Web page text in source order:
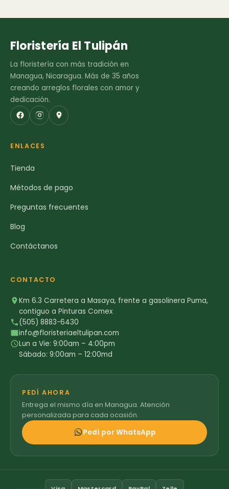
Floristería El Tulipán
La floristería con más tradición en
Managua, Nicaragua. Más de 35 años
creando arreglos florales con amor y
dedicación.
ENLACES
Tienda
Métodos de pago
Preguntas frecuentes
Blog
Contáctanos
CONTACTO
Km 6.3 Carretera a Masaya, frente a gasolinera Puma,
contiguo a Pinturas Comex
(505) 8883-6430
info@floristeriaeltulipan.com
Lun a Vie: 9:00am – 4:00pm
Sábado: 9:00am – 12:00md
PEDÍ AHORA
Entrega el mismo día en Managua. Atención
personalizada para cada ocasión.
Pedí por WhatsApp